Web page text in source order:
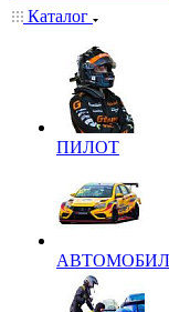
Каталог
ПИЛОТ